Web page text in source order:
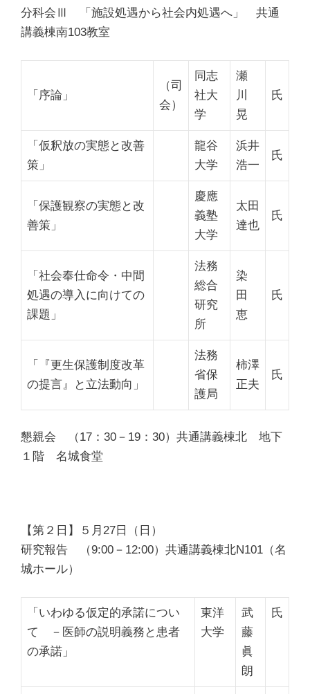
分科会Ⅲ 「施設処遇から社会内処遇へ」
共通
講義棟南103教室
「序論」
（司
会）
同志
社大
学
瀬
川
晃
氏
「仮釈放の実態と改善
策」
龍谷
大学
浜井
浩一
氏
「保護観察の実態と改
善策」
慶應
義塾
大学
太田
達也
氏
「社会奉仕命令・中間
処遇の導入に向けての
課題」
法務
総合
研究
所
染
田
恵
氏
「『更生保護制度改革
の提言』と立法動向」
法務
省保
護局
柿澤
正夫
氏
懇親会 （17：30－19：30）共通講義棟北 地下
１階 名城食堂
【第２日】５月27日（日）
研究報告 （9:00－12:00）共通講義棟北N101（名
城ホール）
「いわゆる仮定的承諾につい
て
－医師の説明義務と患者
の承諾 」
東洋
大学
武
藤
眞
朗
氏